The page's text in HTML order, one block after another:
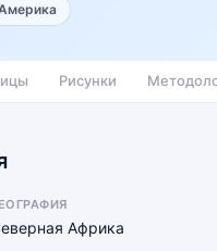
Рисунки
Африка